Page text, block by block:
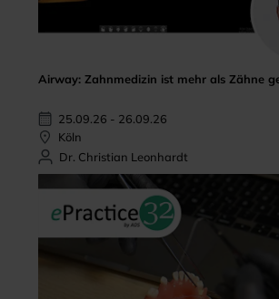
Airway: Zahnmedizin ist mehr als Zähne
25.09.26 - 26.09.26
Köln
Dr. Christian Leonhardt